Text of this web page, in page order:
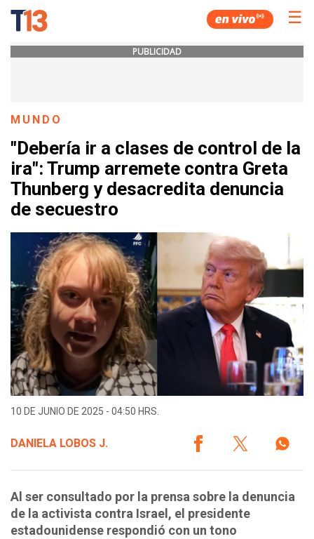
☰
PUBLICIDAD
MUNDO
"Debería ir a clases de control de la
ira": Trump arremete contra Greta
Thunberg y desacredita denuncia
de secuestro
10 DE JUNIO DE 2025 - 04:50 HRS.
DANIELA LOBOS J.
Al ser consultado por la prensa sobre la denuncia
de la activista contra Israel, el presidente
estadounidense respondió con un tono